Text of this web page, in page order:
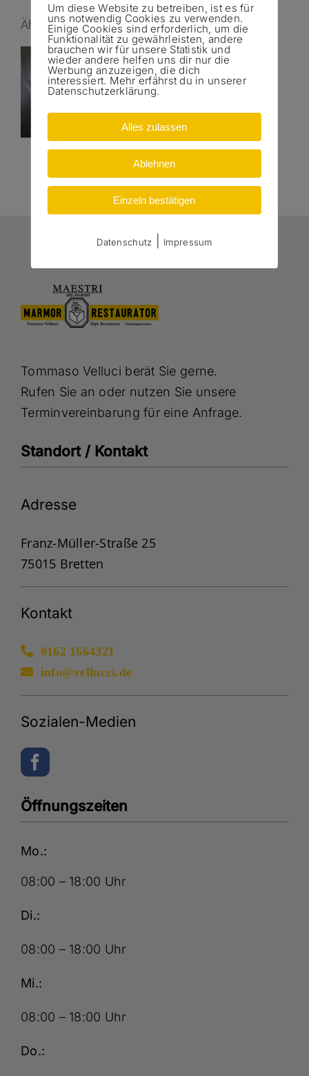
Ähnliche Beiträge
Boden
Tommaso Velluci berät Sie gerne.
Rufen Sie an oder nutzen Sie unsere
Terminvereinbarung für eine Anfrage.
Standort / Kontakt
Adresse
Franz-Müller-Straße 25
75015 Bretten
Kontakt
0162 1664321
info@vellucci.de
Sozialen-Medien
Öffnungszeiten
Mo.:
08:00 – 18:00 Uhr
Di.:
08:00 – 18:00 Uhr
Mi.:
08:00 – 18:00 Uhr
Do.:
Um diese Website zu betreiben, ist es für
uns notwendig Cookies zu verwenden.
Einige Cookies sind erforderlich, um die
Funktionalität zu gewährleisten, andere
brauchen wir für unsere Statistik und
wieder andere helfen uns dir nur die
Werbung anzuzeigen, die dich
interessiert. Mehr erfährst du in unserer
Datenschutzerklärung.
Alles zulassen
Ablehnen
Einzeln bestätigen
Datenschutz Impressum